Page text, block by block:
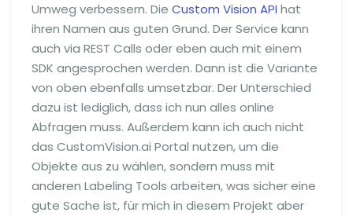
Umweg verbessern. Die Custom Vision API hat
ihren Namen aus guten Grund. Der Service kann
auch via REST Calls oder eben auch mit einem
SDK angesprochen werden. Dann ist die Variante
von oben ebenfalls umsetzbar. Der Unterschied
dazu ist lediglich, dass ich nun alles online
Abfragen muss. Außerdem kann ich auch nicht
das CustomVision.ai Portal nutzen, um die
Objekte aus zu wählen, sondern muss mit
anderen Labeling Tools arbeiten, was sicher eine
gute Sache ist, für mich in diesem Projekt aber